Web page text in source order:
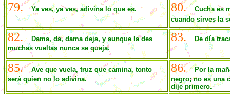
79. Ya ves, ya ves, adivina lo que es. 80.
Cucha es
cuando sirves la
82.
Dama, da, dama deja, y aunque la des
muchas vueltas nunca se queja.
83. De día
85.
Ave que vuela, truz que camina, tonto
será quien no lo adivina.
86.
Por la
negro; no es una
dije primero.